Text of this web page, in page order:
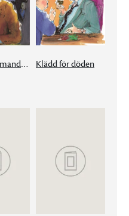
Död i främmande land Klädd för döden